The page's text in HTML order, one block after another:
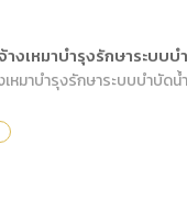
งเหมาบำรุงรักษาระบบ
หมาบำรุงรักษาระบบบำบัดน้